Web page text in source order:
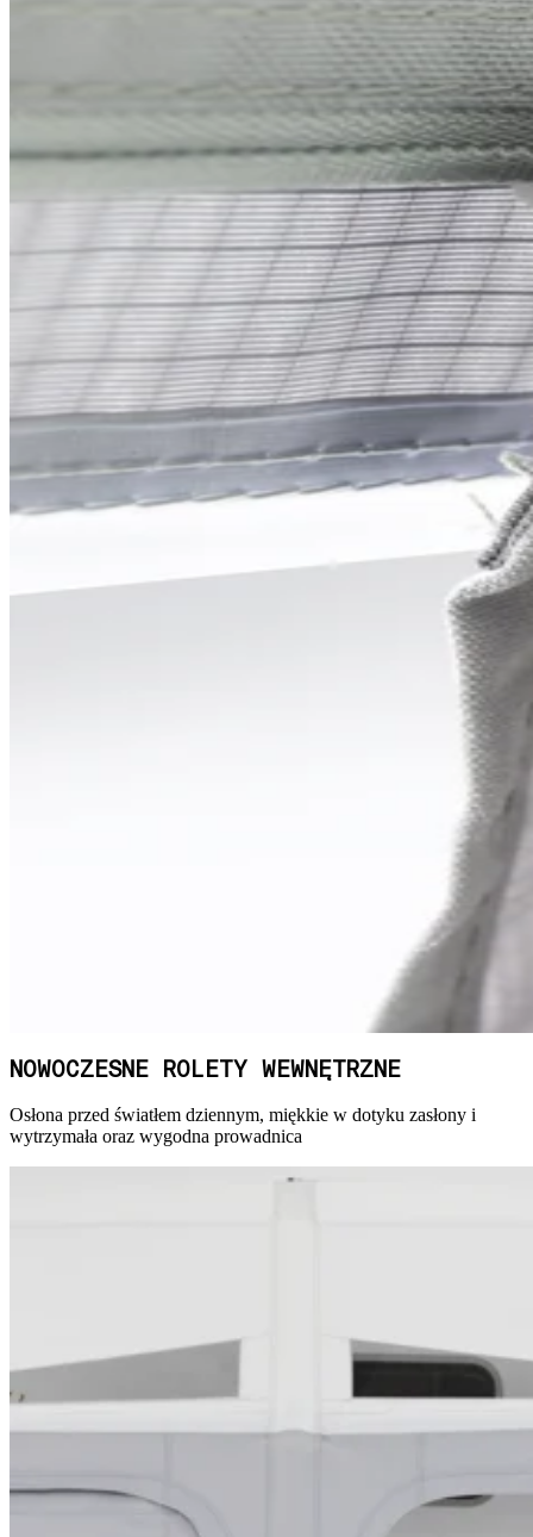
NOWOCZESNE ROLETY WEWNĘTRZNE
Osłona przed światłem dziennym, miękkie w dotyku zasłony i
wytrzymała oraz wygodna prowadnica